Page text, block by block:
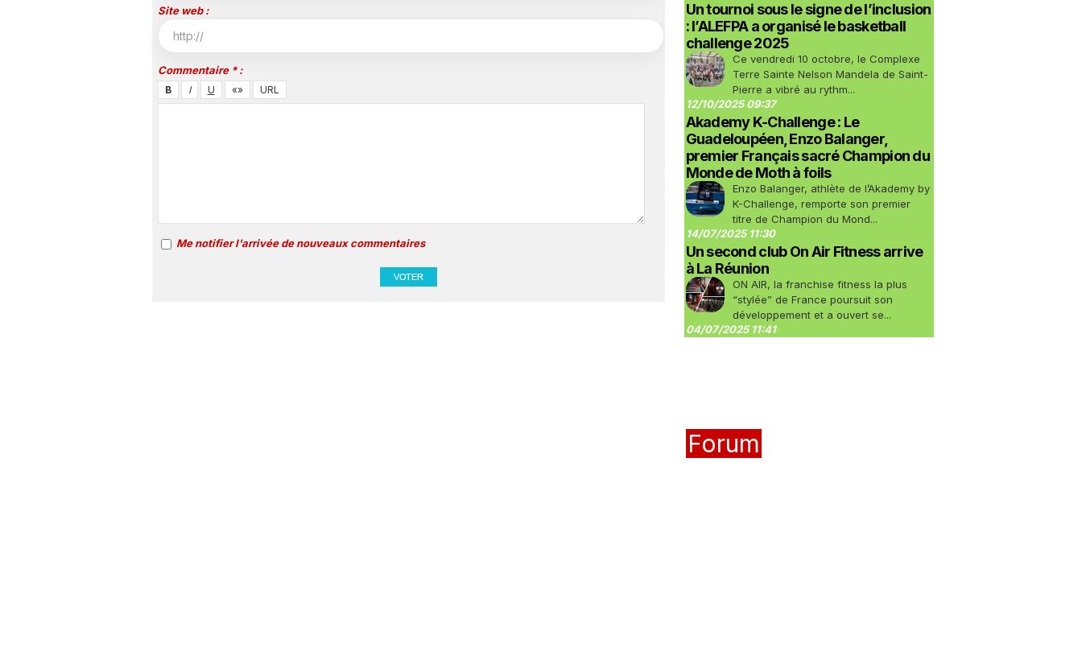
Site web :
Commentaire * :
Me notifier l'arrivée de nouveaux commentaires
Un tournoi sous le signe de l’inclusion
: l’ALEFPA a organisé le basketball
challenge 2025
Ce vendredi 10 octobre, le Complexe
Terre Sainte Nelson Mandela de Saint-
Pierre a vibré au rythm...
12/10/2025 09:37
Akademy K-Challenge : Le
Guadeloupéen, Enzo Balanger,
premier Français sacré Champion du
Monde de Moth à foils
Enzo Balanger, athlète de l’Akademy by
K-Challenge, remporte son premier
titre de Champion du Mond...
14/07/2025 11:30
Un second club On Air Fitness arrive
à La Réunion
ON AIR, la franchise fitness la plus
“stylée” de France poursuit son
développement et a ouvert se...
04/07/2025 11:41
Forum